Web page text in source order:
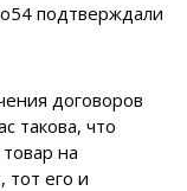
подтверждали
договоров
такова, что
на
его и